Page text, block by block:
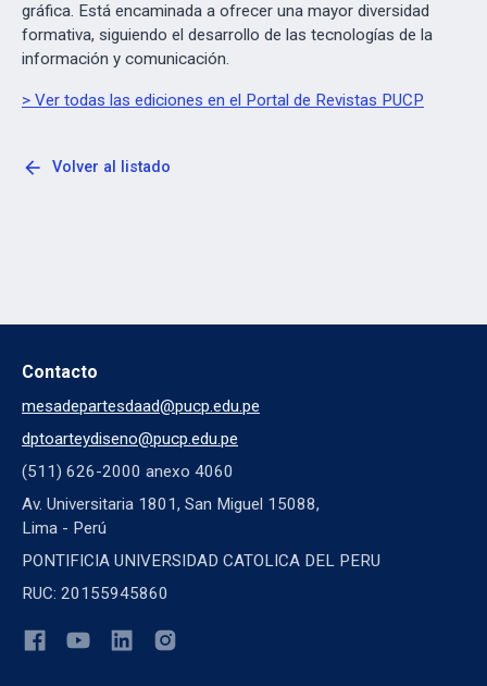
gráfica. Está encaminada a ofrecer una mayor diversidad
formativa, siguiendo el desarrollo de las tecnologías de la
información y comunicación.
> Ver todas las ediciones en el Portal de Revistas PUCP
arrow_back Volver al listado
Contacto
mesadepartesdaad@pucp.edu.pe
dptoarteydiseno@pucp.edu.pe
(511) 626-2000 anexo 4060
Av. Universitaria 1801, San Miguel 15088,
Lima - Perú
PONTIFICIA UNIVERSIDAD CATOLICA DEL PERU
RUC: 20155945860